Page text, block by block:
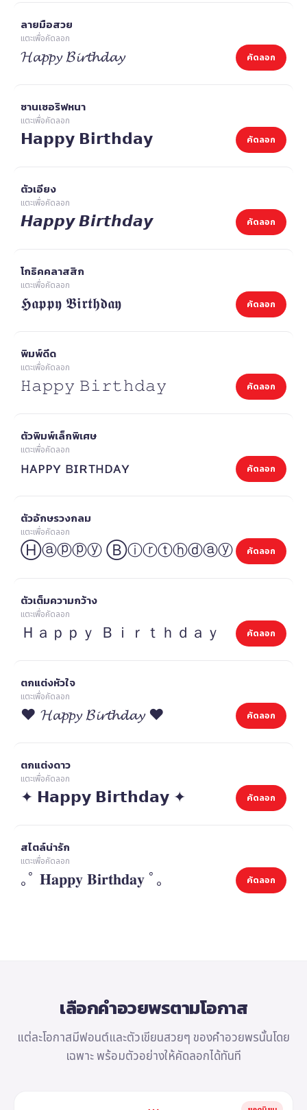
ลายมือสวย
แตะเพื่อคัดลอก
𝓗𝓪𝓹𝓹𝔂 𝓑𝓲𝓻𝓽𝓱𝓭𝓪𝔂 คัดลอก
ซานเซอริฟหนา
แตะเพื่อคัดลอก
𝗛𝗮𝗽𝗽𝘆 𝗕𝗶𝗿𝘁𝗵𝗱𝗮𝘆 คัดลอก
ตัวเอียง
แตะเพื่อคัดลอก
𝙃𝙖𝙥𝙥𝙮 𝘽𝙞𝙧𝙩𝙝𝙙𝙖𝙮 คัดลอก
โกธิคคลาสสิก
แตะเพื่อคัดลอก
𝕳𝖆𝖕𝖕𝖞 𝕭𝖎𝖗𝖙𝖍𝖉𝖆𝖞 คัดลอก
พิมพ์ดีด
แตะเพื่อคัดลอก
𝙷𝚊𝚙𝚙𝚢 𝙱𝚒𝚛𝚝𝚑𝚍𝚊𝚢 คัดลอก
ตัวพิมพ์เล็กพิเศษ
แตะเพื่อคัดลอก
ʜᴀᴘᴘʏ ʙɪʀᴛʜᴅᴀʏ คัดลอก
ตัวอักษรวงกลม
แตะเพื่อคัดลอก
Ⓗⓐⓟⓟⓨ Ⓑⓘⓡⓣⓗⓓⓐⓨ คัดลอก
ตัวเต็มความกว้าง
แตะเพื่อคัดลอก
Ｈａｐｐｙ Ｂｉｒｔｈｄａｙ คัดลอก
ตกแต่งหัวใจ
แตะเพื่อคัดลอก
❤ 𝓗𝓪𝓹𝓹𝔂 𝓑𝓲𝓻𝓽𝓱𝓭𝓪𝔂 ❤ คัดลอก
ตกแต่งดาว
แตะเพื่อคัดลอก
✦ 𝗛𝗮𝗽𝗽𝘆 𝗕𝗶𝗿𝘁𝗵𝗱𝗮𝘆 ✦ คัดลอก
สไตล์น่ารัก
แตะเพื่อคัดลอก
｡ﾟ 𝐇𝐚𝐩𝐩𝐲 𝐁𝐢𝐫𝐭𝐡𝐝𝐚𝐲 ﾟ｡ คัดลอก
เลือกคำอวยพรตามโอกาส
แต่ละโอกาสมีฟอนต์และตัวเขียนสวยๆ ของคำอวยพรนั้นโดย
เฉพาะ พร้อมตัวอย่างให้คัดลอกได้ทันที